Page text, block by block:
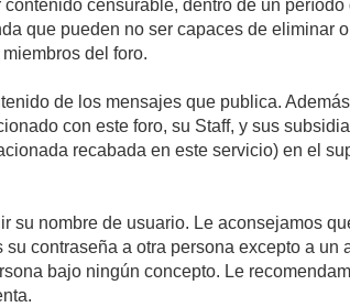
censurable, dentro de un
que pueden no ser capaces de
del foro.
de los mensajes que publica.
con este foro, su Staff, y sus
recabada en este servicio) en el
su nombre de usuario. Le aconsejamos
contraseña a otra persona excepto a
bajo ningún concepto. Le